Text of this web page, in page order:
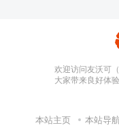
欢迎访问友沃可
大家带来良好体
本站主页 本站导